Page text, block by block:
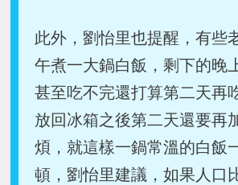
此外，劉怡里也提醒，有些
午煮一大鍋白飯，剩下的晚
甚至吃不完還打算第二天再
放回冰箱之後第二天還要再
煩，就這樣一鍋常溫的白飯
頓，劉怡里建議，如果人口